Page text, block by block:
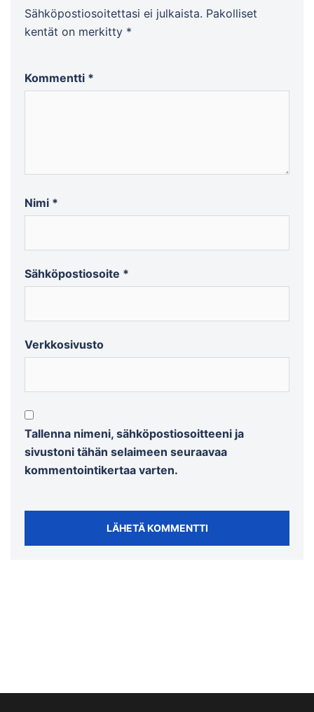
Sähköpostiosoitettasi ei julkaista. Pakolliset
kentät on merkitty *
Kommentti *
Nimi *
Sähköpostiosoite *
Verkkosivusto
Tallenna nimeni, sähköpostiosoitteeni ja
sivustoni tähän selaimeen seuraavaa
kommentointikertaa varten.